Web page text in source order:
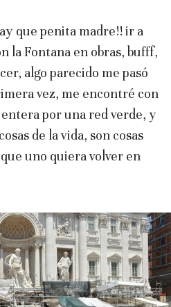
que penita madre!! ir a
la Fontana en obras, bufff,
algo parecido me pasó
vez, me encontré con
por una red verde, y
de la vida, son cosas
uno quiera volver en